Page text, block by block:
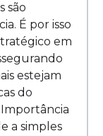
são
É por isso
em
estejam
do
a simples